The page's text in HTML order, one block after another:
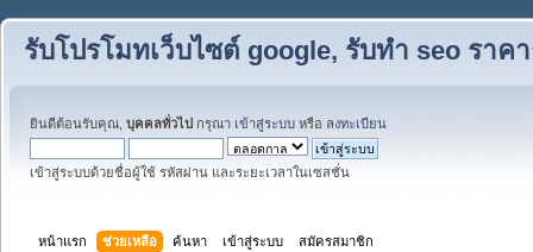
รับโปรโมทเว็บไซต์ google, รับทำ seo ราค
ยินดีต้อนรับคุณ, บุคคลทั่วไป กรุณา เข้าสู่ระบบ หรือ ลงทะเบียน
เข้าสู่ระบบด้วยชื่อผู้ใช้ รหัสผ่าน และระยะเวลาในเซสชั่น
หน้าแรก ช่วยเหลือ ค้นหา เข้าสู่ระบบ สมัครสมาชิก